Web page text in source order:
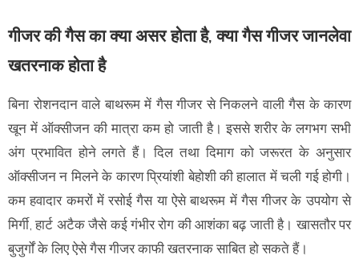
गीजर की गैस का क्या असर होता है, क्या गैस गीजर जानलेवा
खतरनाक होता है
बिना रोशनदान वाले बाथरूम में गैस गीजर से निकलने वाली गैस के कारण
खून में ऑक्सीजन की मात्रा कम हो जाती है। इससे शरीर के लगभग सभी
अंग प्रभावित होने लगते हैं। दिल तथा दिमाग को जरूरत के अनुसार
ऑक्सीजन न मिलने के कारण प्रियांशी बेहोशी की हालात में चली गई होगी।
कम हवादार कमरों में रसोई गैस या ऐसे बाथरूम में गैस गीजर के उपयोग से
मिर्गी, हार्ट अटैक जैसे कई गंभीर रोग की आशंका बढ़ जाती है। खासतौर पर
बुजुर्गों के लिए ऐसे गैस गीजर काफी खतरनाक साबित हो सकते हैं।